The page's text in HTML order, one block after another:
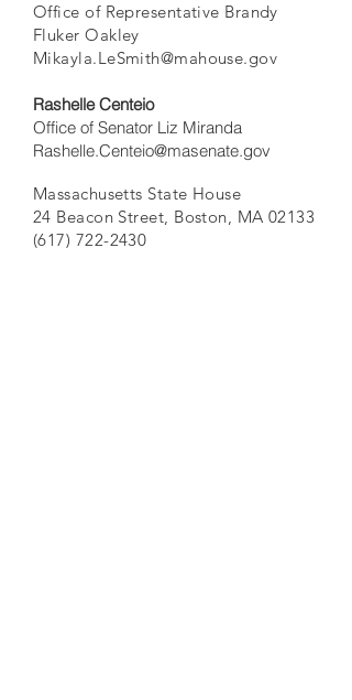
Office of Representative Brandy
Fluker Oakley
Mikayla.LeSmith@mahouse.gov
Rashelle Centeio
Office of Senator Liz Miranda
Rashelle.Centeio@masenate.gov
Massachusetts State House
24 Beacon Street, Boston, MA 02133
(617) 722-2430